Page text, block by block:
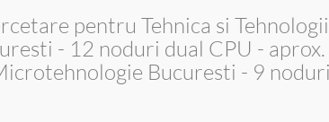
pentru Tehnica si
- 12 noduri dual CPU -
Bucuresti - 9